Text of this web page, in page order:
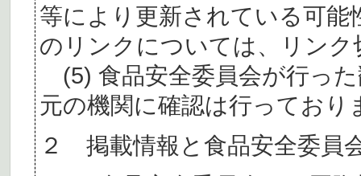
等により更新されている可
のリンクについては、リン
(5) 食品安全委員会が行っ
元の機関に確認は行っており
２ 掲載情報と食品安全委員